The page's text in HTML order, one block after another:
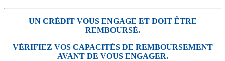
UN CRÉDIT VOUS ENGAGE ET DOIT ÊTRE
REMBOURSÉ.
VÉRIFIEZ VOS CAPACITÉS DE REMBOURSEMENT
AVANT DE VOUS ENGAGER.